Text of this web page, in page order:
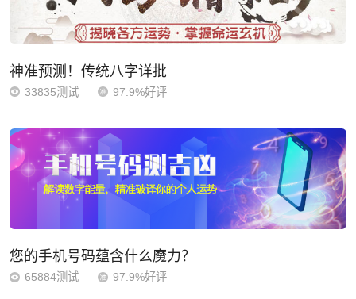
神准预测！传统八字详批
33835测试 97.9%好评
您的手机号码蕴含什么魔力？
65884测试 97.9%好评